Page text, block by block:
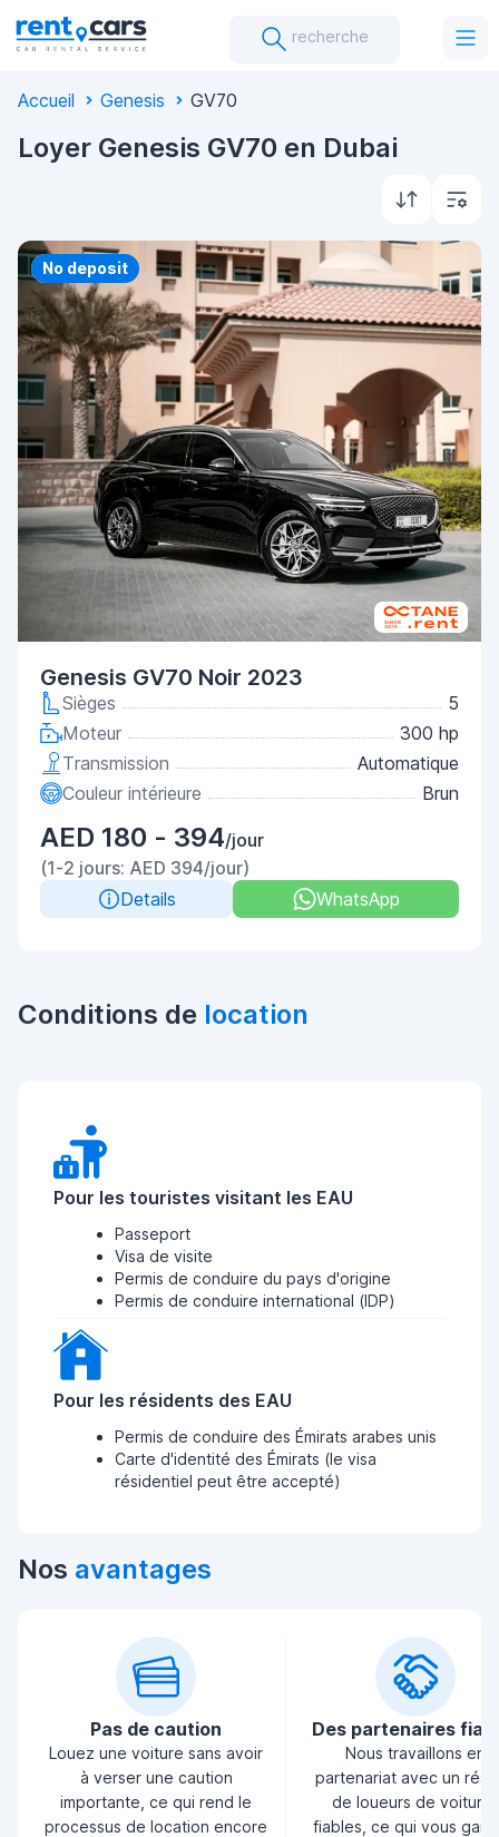
recherche
Accueil Genesis GV70
Loyer Genesis GV70 en Dubai
Priority
No deposit
Genesis GV70 Noir 2023
Sièges
5
Moteur
300 hp
Transmission
Automatique
Couleur intérieure
Brun
AED 180 - 394/jour
(1-2 jours: AED 394/jour)
Details
WhatsApp
Conditions de location
Pour les touristes visitant les EAU
Passeport
Visa de visite
Permis de conduire du pays d'origine
Permis de conduire international (IDP)
Pour les résidents des EAU
Permis de conduire des Émirats arabes unis
Carte d'identité des Émirats (le visa
résidentiel peut être accepté)
Nos avantages
Pas de caution
Louez une voiture sans avoir
à verser une caution
importante, ce qui rend le
processus de location encore
Des partenaires
Nous travaillons en
partenariat avec un
de loueurs de voitures
fiables, ce qui vous